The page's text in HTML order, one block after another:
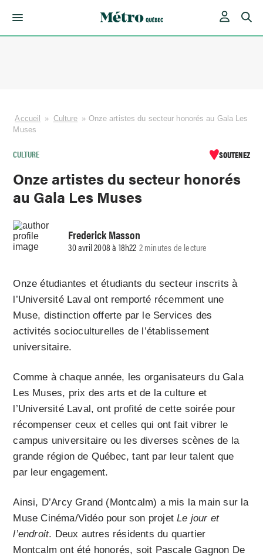
Accueil » Culture » Onze artistes du secteur honorés au Gala Les
Muses
CULTURE SOUTENEZ
Onze artistes du secteur honorés
au Gala Les Muses
Frederick Masson
30 avril 2008 à 18h22 2 minutes de lecture
Onze étudiantes et étudiants du secteur inscrits à
l’Université Laval ont remporté récemment une
Muse, distinction offerte par le Services des
activités socioculturelles de l’établissement
universitaire.
Comme à chaque année, les organisateurs du Gala
Les Muses, prix des arts et de la culture et
l’Université Laval, ont profité de cette soirée pour
récompenser ceux et celles qui ont fait vibrer le
campus universitaire ou les diverses scènes de la
grande région de Québec, tant par leur talent que
par leur engagement.
Ainsi, D’Arcy Grand (Montcalm) a mis la main sur la
Muse Cinéma/Vidéo pour son projetLe jour et
l’endroit. Deux autres résidents du quartier
Montcalm ont été honorés, soit Pascale Gagnon De